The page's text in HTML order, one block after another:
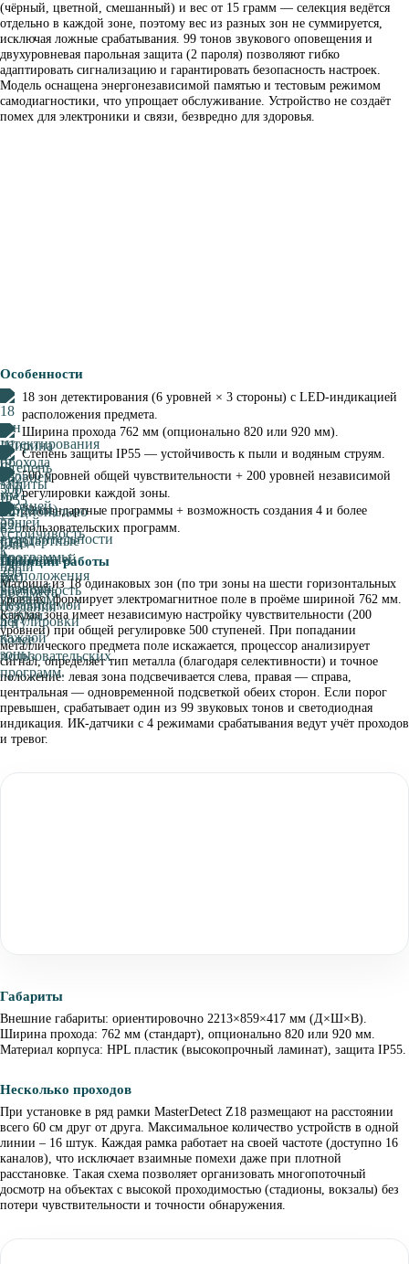
(чёрный, цветной, смешанный) и вес от 15 грамм — селекция ведётся
отдельно в каждой зоне, поэтому вес из разных зон не суммируется,
исключая ложные срабатывания. 99 тонов звукового оповещения и
двухуровневая парольная защита (2 пароля) позволяют гибко
адаптировать сигнализацию и гарантировать безопасность настроек.
Модель оснащена энергонезависимой памятью и тестовым режимом
самодиагностики, что упрощает обслуживание. Устройство не создаёт
помех для электроники и связи, безвредно для здоровья.
Особенности
18 зон детектирования (6 уровней × 3 стороны) с LED-индикацией
расположения предмета.
Ширина прохода 762 мм (опционально 820 или 920 мм).
Степень защиты IP55 — устойчивость к пыли и водяным струям.
500 уровней общей чувствительности + 200 уровней независимой
регулировки каждой зоны.
22 стандартные программы + возможность создания 4 и более
пользовательских программ.
Принцип работы
Матрица из 18 одинаковых зон (по три зоны на шести горизонтальных
уровнях) формирует электромагнитное поле в проёме шириной 762 мм.
Каждая зона имеет независимую настройку чувствительности (200
уровней) при общей регулировке 500 ступеней. При попадании
металлического предмета поле искажается, процессор анализирует
сигнал, определяет тип металла (благодаря селективности) и точное
положение: левая зона подсвечивается слева, правая — справа,
центральная — одновременной подсветкой обеих сторон. Если порог
превышен, срабатывает один из 99 звуковых тонов и светодиодная
индикация. ИК-датчики с 4 режимами срабатывания ведут учёт проходов
и тревог.
Габариты
Внешние габариты: ориентировочно 2213×859×417 мм (Д×Ш×В).
Ширина прохода: 762 мм (стандарт), опционально 820 или 920 мм.
Материал корпуса: HPL пластик (высокопрочный ламинат), защита IP55.
Несколько проходов
При установке в ряд рамки MasterDetect Z18 размещают на расстоянии
всего 60 см друг от друга. Максимальное количество устройств в одной
линии – 16 штук. Каждая рамка работает на своей частоте (доступно 16
каналов), что исключает взаимные помехи даже при плотной
расстановке. Такая схема позволяет организовать многопоточный
досмотр на объектах с высокой проходимостью (стадионы, вокзалы) без
потери чувствительности и точности обнаружения.